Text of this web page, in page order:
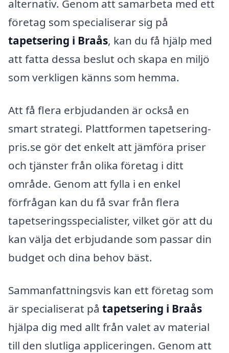
alternativ. Genom att samarbeta med ett
företag som specialiserar sig på
tapetsering i Braås, kan du få hjälp med
att fatta dessa beslut och skapa en miljö
som verkligen känns som hemma.
Att få flera erbjudanden är också en
smart strategi. Plattformen tapetsering-
pris.se gör det enkelt att jämföra priser
och tjänster från olika företag i ditt
område. Genom att fylla i en enkel
förfrågan kan du få svar från flera
tapetseringsspecialister, vilket gör att du
kan välja det erbjudande som passar din
budget och dina behov bäst.
Sammanfattningsvis kan ett företag som
är specialiserat på tapetsering i Braås
hjälpa dig med allt från valet av material
till den slutliga appliceringen. Genom att